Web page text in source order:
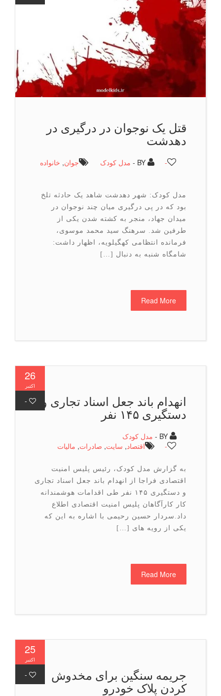
قتل یک نوجوان در درگیری در
دهدشت
BY - مدل کودک جوان ,خانواده
مدل کودک: شهر دهدشت شاهد یک حادثه تلخ
بود که در پی درگیری میان چند نوجوان در
میدان جهاد، منجر به کشته شدن یکی از
طرفین شد. سرهنگ سید محمد موسوی،
فرمانده انتظامی کهگیلویه، اظهار داشت:
شامگاه شنبه به دنبال […]
Read More
انهدام باند جعل اسناد تجاری و
دستگیری ۱۴۵ نفر
مدل کودک
اقتصاد,سایت,صادرات ,مالیات
به گزارش مدل کودک، رئیس پلیس امنیت
اقتصادی فراجا از انهدام باند جعل اسناد تجاری
و دستگیری ۱۴۵ نفر طی اقدامات هوشمندانه
کار کارآگاهان پلیس امنیت اقتصادی اطلاع
داد.سردار حسین رحیمی با اشاره به این که
یکی از رویه های […]
Read More
جریمه سنگین برای مخدوش
کردن پلاک خودرو